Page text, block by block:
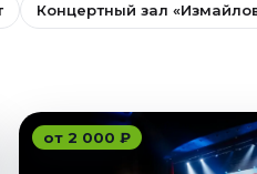
Концертный зал
от 2 000 ₽